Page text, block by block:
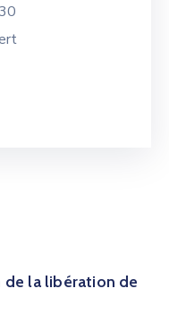
la libération de